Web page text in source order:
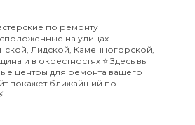
по ремонту
на улицах
Лидской, Каменногорской,
и в окрестностях ⭐️ Здесь вы
центры для ремонта вашего
покажет ближайший по